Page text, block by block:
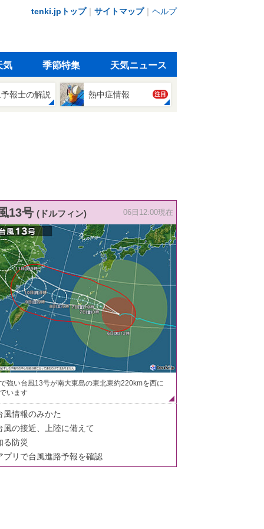
tenki.jpトップ｜ サイトマップ｜ ヘルプ
気 季節特集 天気ニュース
報士の解説 熱中症情報 注目
13号 (ドルフィン) 06日12:00現在
強い台風13号が南大東島の東北東約220kmを西に
います
風情報のみかた
風の接近、上陸に備えて
る防災
プリで台風進路予報を確認